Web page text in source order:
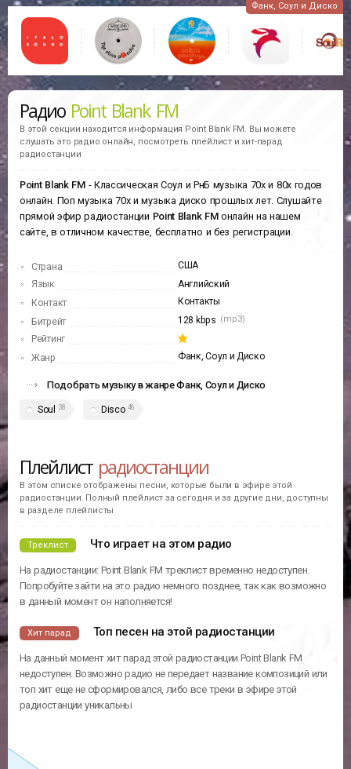
Фанк, Соул и Диско
Радио Point Blank FM
В этой секции находится информация Point Blank FM. Вы можете
слушать это радио онлайн, посмотреть плейлист и хит-парад
радиостанции
Point Blank FM- Классическая Соул и РнБ музыка 70х и 80х годов
онлайн. Поп музыка 70х и музыка диско прошлых лет. Слушайте
прямой эфир радиостанции Point Blank FM онлайн на нашем
сайте, в отличном качестве, бесплатно и без регистрации.
Страна
США
Язык
Английский
Контакт
Контакты
Битрейт
128 kbps (mp3)
Рейтинг
Жанр
Фанк, Соул и Диско
Подобрать музыку в жанре Фанк, Соул и Диско
Soul 38 Disco 46
Плейлист радиостанции
В этом списке отображены песни, которые были в эфире этой
радиостанции. Полный плейлист за сегодня и за другие дни, доступны
в разделе плейлисты
Треклист Что играет на этом радио
На радиостанции: Point Blank FM треклист временно недоступен.
Попробуйте зайти на это радио немного позднее, так как возможно
в данный момент он наполняется!
Хит парад Топ песен на этой радиостанции
На данный момент хит парад этой радиостанции Point Blank FM
недоступен. Возможно радио не передает название композиций или
топ хит еще не сформировался, либо все треки в эфире этой
радиостанции уникальны